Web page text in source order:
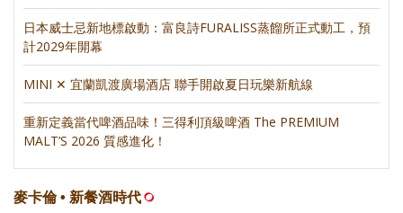
日本威士忌新地標啟動：富良詩FURALISS蒸餾所正式動工，預
計2029年開幕
MINI ✕ 宜蘭凱渡廣場酒店 聯手開啟夏日玩樂新航線
重新定義當代啤酒品味！三得利頂級啤酒 The PREMIUM
MALT’S 2026 質感進化！
麥卡倫 • 新餐酒時代